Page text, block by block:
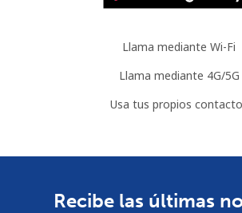
Llama mediante Wi-Fi
Llama mediante 4G/5G
Usa tus propios
Recibe las últimas